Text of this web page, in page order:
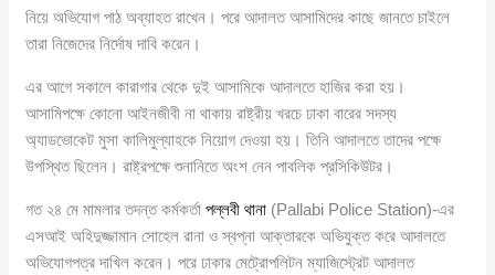
নিয়ে অভিযোগ পাঠ অব্যাহত রাখেন। পরে আদালত আসামিদের কাছে জানতে চাইলে
তারা নিজেদের নির্দোষ দাবি করেন।
এর আগে সকালে কারাগার থেকে দুই আসামিকে আদালতে হাজির করা হয়।
আসামিপক্ষে কোনো আইনজীবী না থাকায় রাষ্ট্রীয় খরচে ঢাকা বারের সদস্য
অ্যাডভোকেট মুসা কালিমুল্যাহকে নিয়োগ দেওয়া হয়। তিনি আদালতে তাদের পক্ষে
উপস্থিত ছিলেন। রাষ্ট্রপক্ষে শুনানিতে অংশ নেন পাবলিক প্রসিকিউটর।
গত ২৪ মে মামলার তদন্ত কর্মকর্তাপল্লবী থানা (Pallabi Police Station)-এর
এসআই অহিদুজ্জামান সোহেল রানা ও স্বপ্না আক্তারকে অভিযুক্ত করে আদালতে
অভিযোগপত্র দাখিল করেন। পরে ঢাকার মেট্রোপলিটন ম্যাজিস্ট্রেট আদালত